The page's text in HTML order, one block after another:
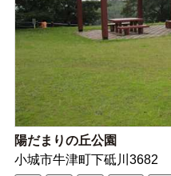
陽だまりの丘公園
小城市牛津町下砥川3682